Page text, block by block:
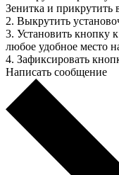
Зенитка и
2. Выкрутить
3. Установить кнопку
любое удобное место
4. Зафиксировать
Написать сообщение